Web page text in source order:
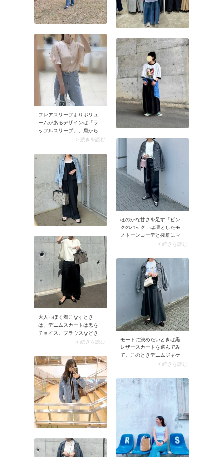
上がります。
フレアスリーブよりボリュ
ームがあるデザインは「ラ
ッフルスリーブ」。肩から
袖口にかけて流れるような
ントなムードを醸し出しま
す。 このデザインがもっと
も映える服は、とろみのあ
るシフォン生地のブラウ
ス。ひらりとした揺れ感が
大人っぽさをアップさせま
> 続きを読む
ほのかな甘さを足す「ピン
クのバッグ」は凛としたモ
ノトーンコーデと抜群にマ
ッチします。特におすすめ
や、レザーアイテムなどを
取り入れたエッジの効いた
コーデに合わせること。ピ
ンクならではのフェミニン
なムードが服装のテイスト
といいギャップを生み、よ
り魅力的なバランスに決ま
ります。その際ピンク色は
ビビッドすぎないまろやか
なトーンを選ぶと、白黒の
配色に馴染みながら軽やか
なアクセントに。コンパク
トなサイズ感のバッグなら
甘くなりすぎず、大人も取
> 続きを読む
大人っぽく着こなすとき
は、デニムスカートは黒を
チョイス。ブラウスなどき
れいめなトップスを合わせ
出かけモードにアップデー
トされますよ。カジュアル
に寄りやすいデニムスカー
トがクリーンな印象に。
> 続きを読む
モードに決めたいときは黒
レザースカートを選んでみ
て。このときデニムジャケ
ットは黒orグレーを選ぶと、
統一されてハンサムなルッ
クスに。デニムジャケット
の下にはロゴTシャツやボー
レザースカートが落ち着い
てカジュアルにまとまりま
> 続きを読む